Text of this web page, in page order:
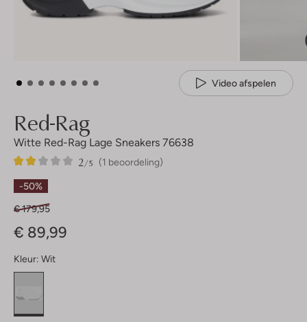
Video afspelen
Red-Rag
Witte Red-Rag Lage Sneakers 76638
(1 beoordeling)
2/5
1
2
Sterren
-50%
€ 179,95
€ 89,99
Kleur: Wit